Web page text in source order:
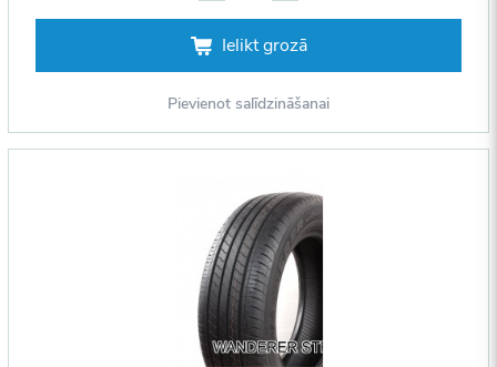
Ielikt grozā
Pievienot salīdzināšanai